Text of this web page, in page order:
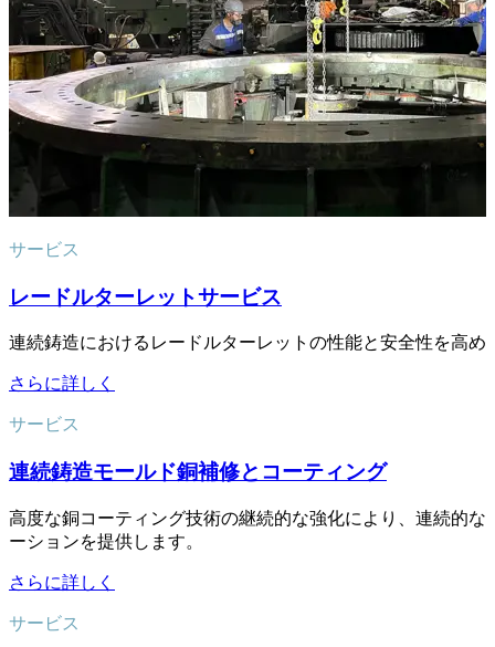
サービス
レードルターレットサービス
連続鋳造におけるレードルターレットの性能と安全性を高
さらに詳しく
サービス
連続鋳造モールド銅補修とコーティング
高度な銅コーティング技術の継続的な強化により、連続的
ーションを提供します。
さらに詳しく
サービス